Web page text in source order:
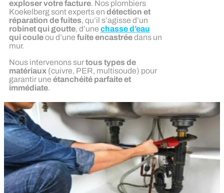
exploser votre facture. Nos plombiers
Koekelberg sont experts en détection et
réparation de fuites, qu’il s’agisse d’un
robinet qui goutte, d’une chasse d’eau
qui couleou d’une fuite encastréedans un
mur.
Nous intervenons surtous types de
matériaux (cuivre, PER, multisoude) pour
garantir une étanchéité parfaite et
immédiate.